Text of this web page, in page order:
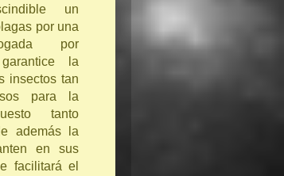
un
por una
por
la
insectos tan
para la
tanto
además la
en sus
facilitará el